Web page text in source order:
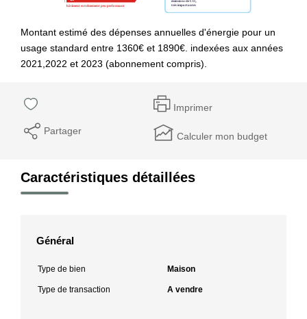
Montant estimé des dépenses annuelles d'énergie pour un
usage standard entre 1360€ et 1890€. indexées aux années
2021,2022 et 2023 (abonnement compris).
Imprimer
Partager Calculer mon budget
Caractéristiques détaillées
Général
Type de bien Maison
Type de transaction A vendre